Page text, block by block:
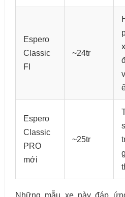
Espero
Classic
FI
~24tr
Espero
Classic
PRO
mới
~25tr
Những mẫu xe này đáp